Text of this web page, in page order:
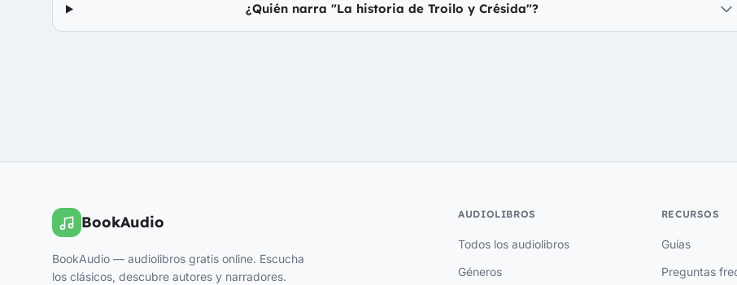
¿Quién narra "La historia de Troilo y Crésida"?
BookAudio
BookAudio — audiolibros gratis online. Escucha
los clásicos, descubre autores y narradores.
AUDIOLIBROS
Todos los audiolibros
Géneros
RECURSOS
Guías
Preguntas